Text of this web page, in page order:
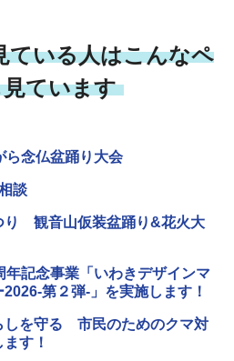
ている人はこんなペ
ています
ら念仏盆踊り大会
談
り 観音山仮装盆踊り&花火大
年記念事業「いわきデザインマ
第２弾-」を実施します！
しを守る 市民のためのクマ対
す！